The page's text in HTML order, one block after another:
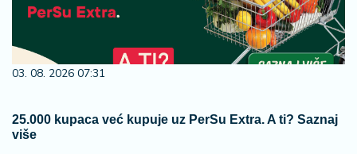
03. 08. 2026 07:31
25.000 kupaca već kupuje uz PerSu Extra. A ti? Saznaj
više